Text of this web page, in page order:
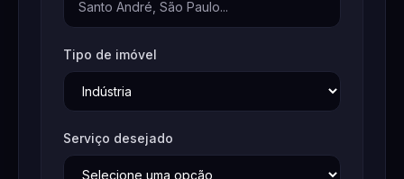
Tipo de imóvel
Serviço desejado